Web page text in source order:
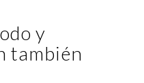
y
también